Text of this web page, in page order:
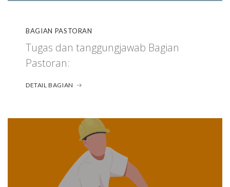
BAGIAN PASTORAN
Tugas dan tanggungjawab Bagian
Pastoran:
DETAIL BAGIAN